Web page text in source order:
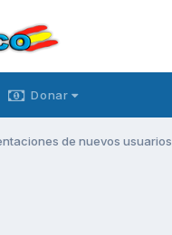
Donar
de nuevos usuarios